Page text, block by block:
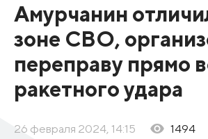
Амурчанин
зоне СВО,
переправу прямо
ракетного удара
26 февраля 2024, 14:15 1494